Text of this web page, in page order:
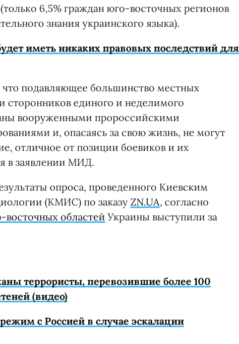
6,5% граждан юго-восточных регионов
знания украинского языка).
иметь никаких правовых последствий для
подавляющее большинство местных
сторонников единого и неделимого
вооруженными пророссийскими
и, опасаясь за свою жизнь, не могут
отличное от позиции боевиков и их
в заявлении МИД.
опроса, проведенного Киевским
(КМИС) по заказу ZN.UA, согласно
восточных областей Украины выступили за
террористы, перевозившие более 100
(видео)
с Россией в случае эскалации